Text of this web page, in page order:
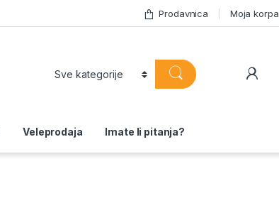
Prodavnica Moja korpa
Veleprodaja Imate li pitanja?